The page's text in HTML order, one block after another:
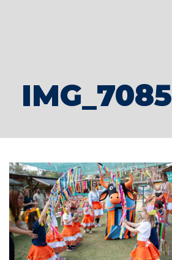
IMG_7085